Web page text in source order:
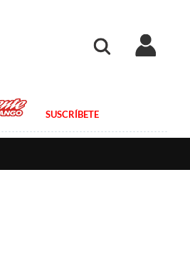
SUSCRÍBETE